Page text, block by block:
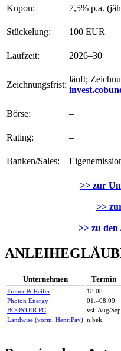
Kupon: 7,5% p.a.
Stückelung: 100 EUR
Laufzeit: 2026–30
Zeichnungsfrist:
läuft;
Börse: –
Rating: –
Banken/Sales:
>> zur
>>
>> zu den
Unternehmen Termin
Frener & Reifer 18.08.
Photon Energy
01.–08.09.
BOOSTER PC
vsl. Aug/Sep
Landwise (vorm. HenriPay) n.bek.